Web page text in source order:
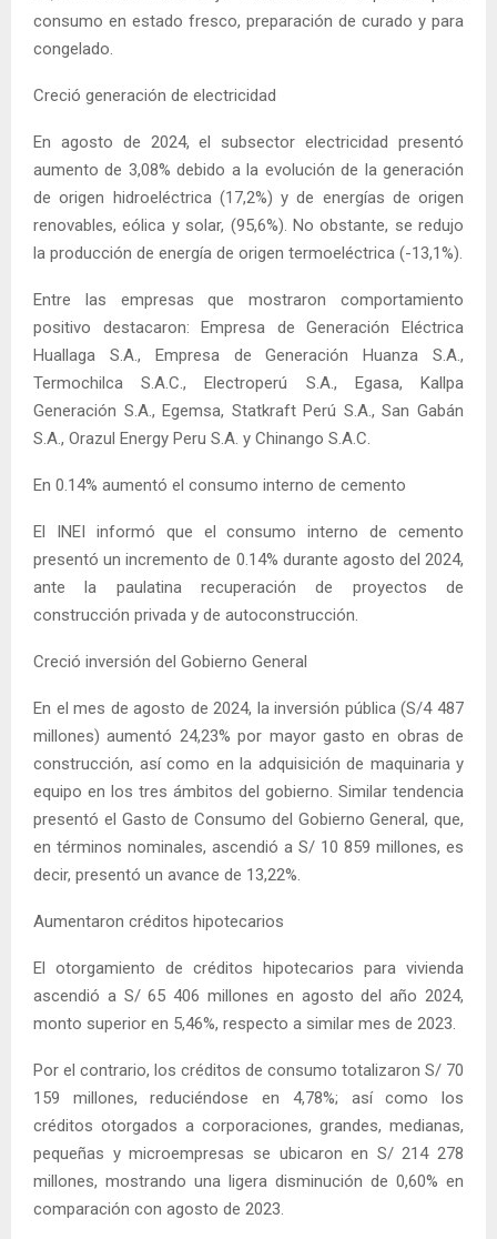
consumo en estado fresco, preparación de curado y para
congelado.
Creció generación de electricidad
En agosto de 2024, el subsector electricidad presentó
aumento de 3,08% debido a la evolución de la generación
de origen hidroeléctrica (17,2%) y de energías de origen
renovables, eólica y solar, (95,6%). No obstante, se redujo
la producción de energía de origen termoeléctrica (-13,1%).
Entre las empresas que mostraron comportamiento
positivo destacaron: Empresa de Generación Eléctrica
Huallaga S.A., Empresa de Generación Huanza S.A.,
Termochilca S.A.C., Electroperú S.A., Egasa, Kallpa
Generación S.A., Egemsa, Statkraft Perú S.A., San Gabán
S.A., Orazul Energy Peru S.A. y Chinango S.A.C.
En 0.14% aumentó el consumo interno de cemento
El INEI informó que el consumo interno de cemento
presentó un incremento de 0.14% durante agosto del 2024,
ante la paulatina recuperación de proyectos de
construcción privada y de autoconstrucción.
Creció inversión del Gobierno General
En el mes de agosto de 2024, la inversión pública (S/4 487
millones) aumentó 24,23% por mayor gasto en obras de
construcción, así como en la adquisición de maquinaria y
equipo en los tres ámbitos del gobierno. Similar tendencia
presentó el Gasto de Consumo del Gobierno General, que,
en términos nominales, ascendió a S/ 10 859 millones, es
decir, presentó un avance de 13,22%.
Aumentaron créditos hipotecarios
El otorgamiento de créditos hipotecarios para vivienda
ascendió a S/ 65 406 millones en agosto del año 2024,
monto superior en 5,46%, respecto a similar mes de 2023.
Por el contrario, los créditos de consumo totalizaron S/ 70
159 millones, reduciéndose en 4,78%; así como los
créditos otorgados a corporaciones, grandes, medianas,
pequeñas y microempresas se ubicaron en S/ 214 278
millones, mostrando una ligera disminución de 0,60% en
comparación con agosto de 2023.